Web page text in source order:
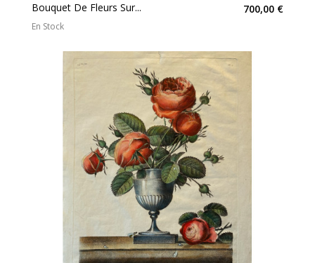
Bouquet De Fleurs Sur... 700,00 €
En Stock